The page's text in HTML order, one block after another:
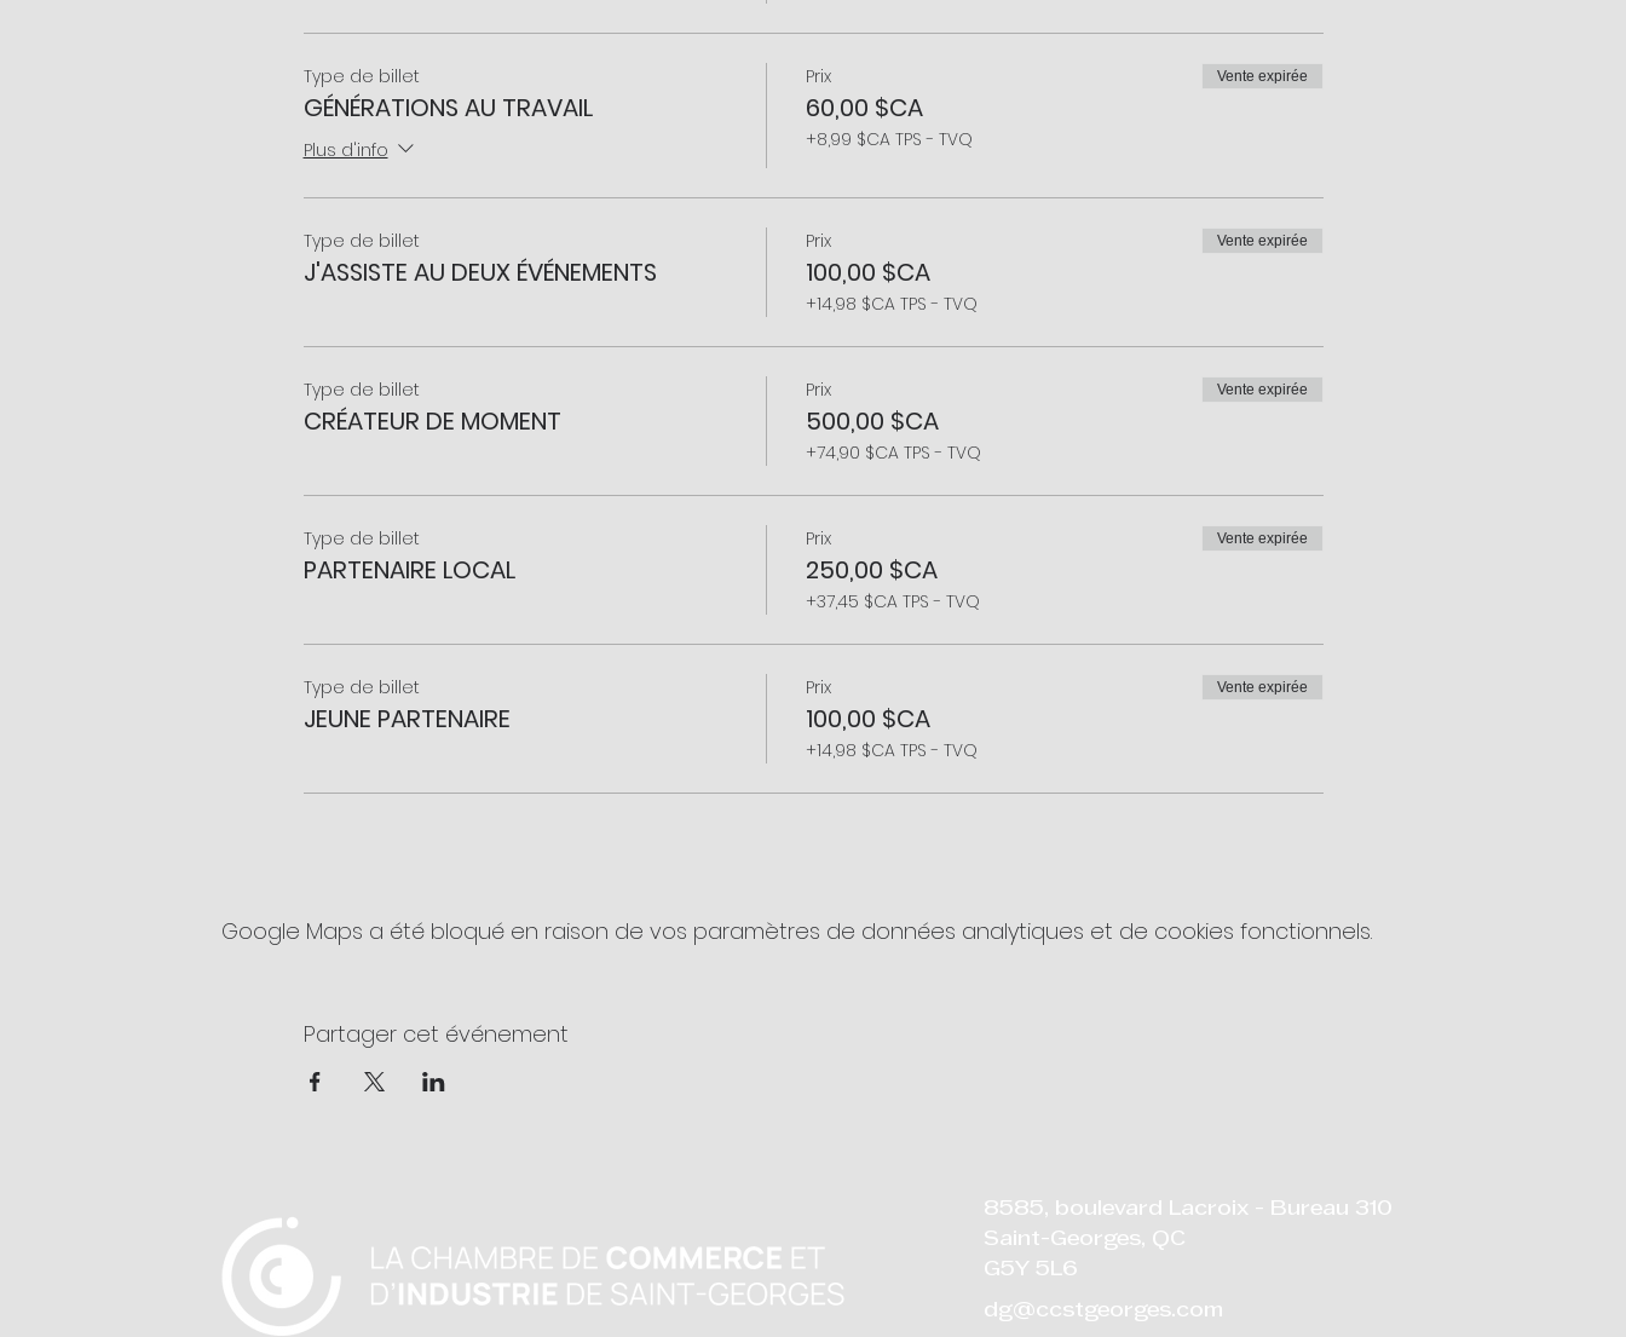
Type de billet
GÉNÉRATIONS AU TRAVAIL
Plus d'info
Prix
60,00 $CA
+8,99 $CA TPS - TVQ
Vente expirée
Type de billet
J'ASSISTE AU DEUX ÉVÉNEMENTS
Prix
100,00 $CA
+14,98 $CA TPS - TVQ
Vente expirée
Type de billet
CRÉATEUR DE MOMENT
Prix
500,00 $CA
+74,90 $CA TPS - TVQ
Vente expirée
Type de billet
PARTENAIRE LOCAL
Prix
250,00 $CA
+37,45 $CA TPS - TVQ
Vente expirée
Type de billet
JEUNE PARTENAIRE
Prix
100,00 $CA
+14,98 $CA TPS - TVQ
Vente expirée
Google Maps a été bloqué en raison de vos paramètres de données analytiques et de cookies fonctionnels.
Partager cet événement
8585, boulevard Lacroix - Bureau 310
Saint-Georges, QC
G5Y 5L6
dg@ccstgeorges.com